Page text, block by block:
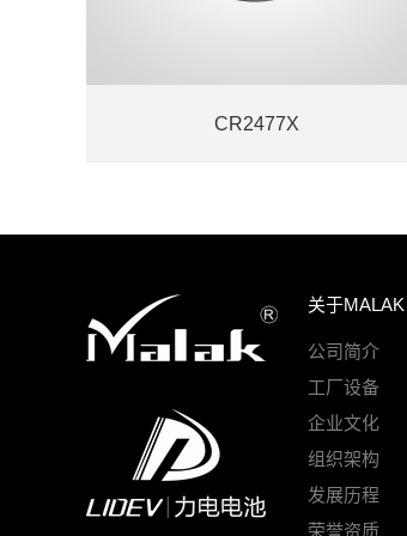
CR2477X
关于MALAK
公司简介
工厂设备
企业文化
组织架构
发展历程
荣誉资质